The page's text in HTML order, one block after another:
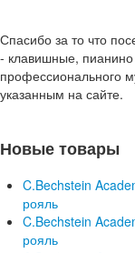
Спасибо за то что
- клавишные, пианино
профессионального
указанным на сайте.
Новые товары
C.Bechstein
рояль
C.Bechstein
рояль